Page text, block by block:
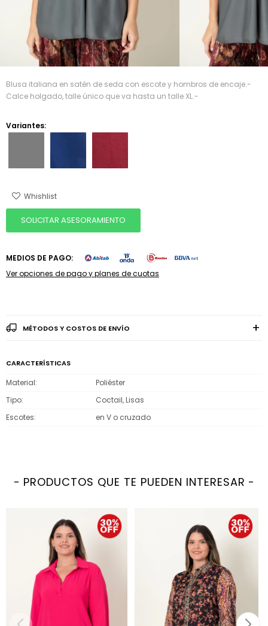
Blusa italiana en satén de seda con escote y hombros de encaje.-
Calce holgado, talle único que va hasta un talle XL.-
Variantes:
SOLICITAR ASESORAMIENTO
MEDIOS DE PAGO:
Ver opciones de pago y planes de cuotas
MÉTODOS Y COSTOS DE ENVÍO
CARACTERÍSTICAS
Material
Poliéster
Tipo
Coctail, Lisas
Escotes
en V o cruzado
PRODUCTOS QUE TE PUEDEN INTERESAR